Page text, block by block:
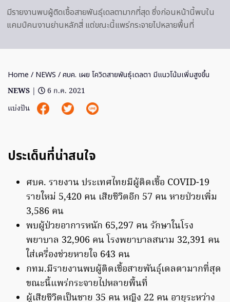
มีรายงานพบผู้ติดเชื้อสายพันธุ์เดลตามากที่สุด ซึ่งก่อนหน้านี้พบใน
แคมป์คนงานย่านหลักสี่ แต่ขณะนี้แพร่กระจายไปหลายพื้นที่
Home / NEWS / ศบค. เผย โควิดสายพันธุ์เดลตา มีแนวโน้มเพิ่มสูงขึ้น
NEWS |
6 ก.ค. 2021
แบ่งปัน
ประเด็นที่น่าสนใจ
ศบค. รายงาน ประเทศไทยมีผู้ติดเชื้อ COVID-19
รายใหม่ 5,420 คน เสียชีวิตอีก 57 คน หายป่วยเพิ่ม
3,586 คน
พบผู้ป่วยอาการหนัก 65,297 คน รักษาในโรง
พยาบาล 32,906 คน โรงพยาบาลสนาม 32,391 คน
ใส่เครื่องช่วยหายใจ 643 คน
กทม.มีรายงานพบผู้ติดเชื้อสายพันธุ์เดลตามากที่สุด
ขณะนี้แพร่กระจายไปหลายพื้นที่
ผู้เสียชีวิตเป็นชาย 35 คน หญิง 22 คน อายุระหว่าง